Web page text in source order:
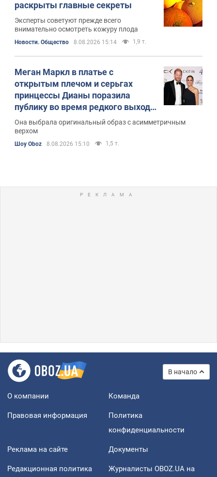
раскрыты главные секреты
Эксперты советуют прежде всего
внимательно осмотреть кожуру плода
Новости. Общество 8.08.2026 15:14 1,9 т.
Меган Маркл в платье с
открытым плечом и серьгах
принцессы Дианы поразила
публику во время редкого выхода
в свет с принцем Гарри
Она выбрала оригинальный образ с асимметричным
верхом
Шоу Oboz 8.08.2026 15:10 1,5 т.
В начало
О компании Команда
Правовая информация
Политика
конфиденциальности
Реклама на сайте Документы
Редакционная политика
Журналисты OBOZ.UA на